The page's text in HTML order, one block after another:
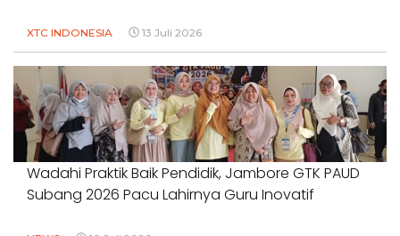
XTC INDONESIA 13 Juli 2026
Wadahi Praktik Baik Pendidik, Jambore GTK PAUD
Subang 2026 Pacu Lahirnya Guru Inovatif